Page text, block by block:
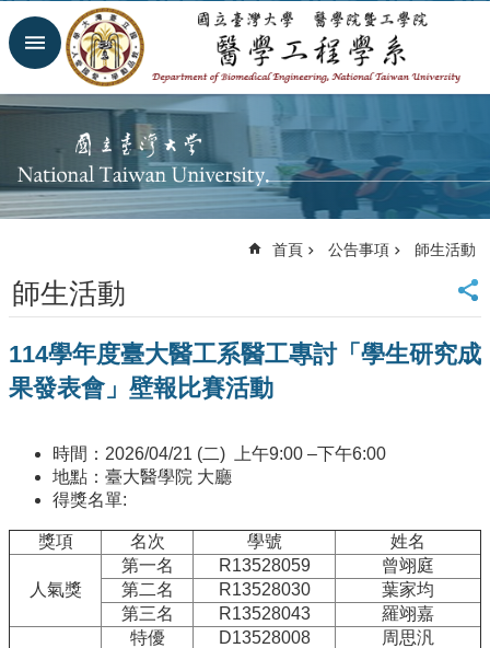
跳到主要內容區塊
進
搜
首
頁
覽
大
首
頁
大
醫
院
學
工
學
首頁 公告事項 師生活動
師生活動
114學年度臺大醫工系醫工專討「學生研究成
果發表會」壁報比賽活動
時間：2026/04/21 (二) 上午9:00 –下午6:00
地點：臺大醫學院 大廳
得獎名單:
獎項 名次 學號 姓名
人氣獎
第一名 R13528059
曾翊庭
第二名
R13528030
葉家均
第三名
R13528043 羅翊嘉
特優 D13528008
周思汎